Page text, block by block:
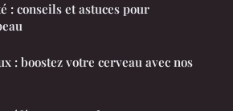
: conseils et astuces pour
: boostez votre cerveau avec nos